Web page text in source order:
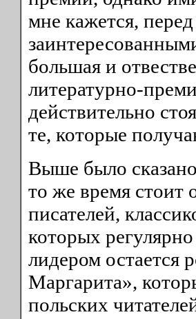
мне кажется,
большая и
литературно-
действительно
те, которые
Выше было
то же время стоит
писателей,
которых
лидером остается
Маргарита»,
польских